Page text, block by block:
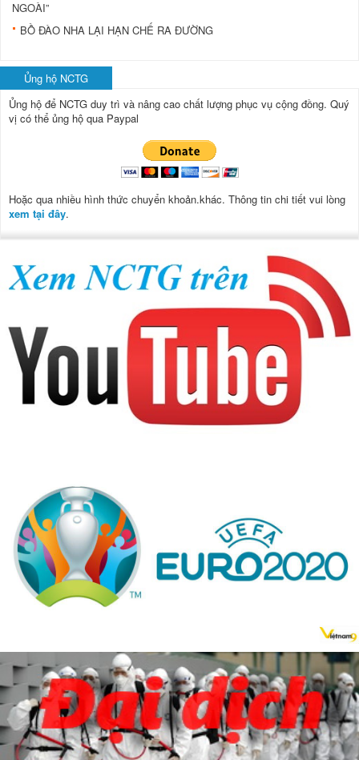
NGOÀI”
BỒ ĐÀO NHA LẠI HẠN CHẾ RA ĐƯỜNG
Ủng hộ NCTG
Ủng hộ để NCTG duy trì và nâng cao chất lượng phục vụ cộng đồng. Quý
vị có thể ủng hộ qua Paypal
Hoặc qua nhiều hình thức chuyển khoản.khác. Thông tin chi tiết vui lòng
xem tại đây.